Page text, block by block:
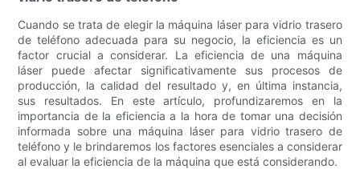
Cuando se trata de elegir la máquina láser para vidrio trasero
de teléfono adecuada para su negocio, la eficiencia es un
factor crucial a considerar. La eficiencia de una máquina
láser puede afectar significativamente sus procesos de
producción, la calidad del resultado y, en última instancia,
sus resultados. En este artículo, profundizaremos en la
importancia de la eficiencia a la hora de tomar una decisión
informada sobre una máquina láser para vidrio trasero de
teléfono y le brindaremos los factores esenciales a considerar
al evaluar la eficiencia de la máquina que está considerando.